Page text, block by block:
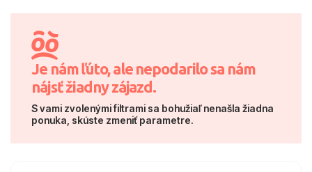
Je nám ľúto, ale nepodarilo sa nám
nájsť žiadny zájazd.
S vami zvolenými filtrami sa bohužiaľ nenašla žiadna
ponuka, skúste zmeniť parametre.